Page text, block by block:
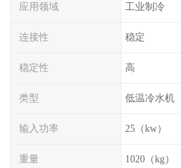
应用领域 工业制冷
连接性 稳定
稳定性 高
类型 低温冷水机
输入功率 25（kw）
重量 1020（kg）